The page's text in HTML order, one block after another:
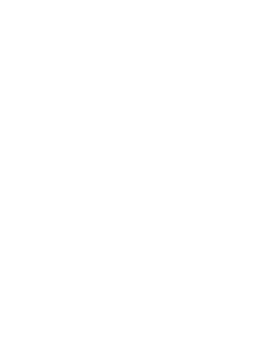
MK2 abre ese día las puertas de su nuevo